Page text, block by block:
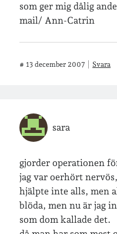
som ger mig dålig
mail/ Ann-Catrin
# 13 december 2007 Svara
sara
gjorder operationen
jag var oerhört
hjälpte inte alls, men
blöda, men nu är jag
som dom kallade det.